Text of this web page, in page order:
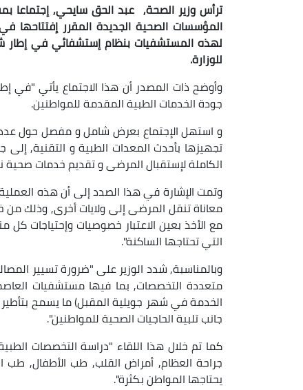
ترأس وزير الصحة, عبد الحق سايحي, إجتماعا
المؤسسات الصحية الجديدة المقرر إفتتاحها
لهذه المستشفيات بنظام إستشفائي في إطار
للوزارة.
وأوضح ذات المصدر أن هذا الاجتماع يأتي "في
جودة الخدمات الطبية المقدمة للمواطنين.
و استهل الإجتماع بعرض شامل و مفصل حول
تجهيزها بأحدث المعدات الطبية و التقنية, إلى
الكاملة لإستقبال المرضى و تقديم خدمات صحية
وتمت الإشارة في هذا الصدد إلى أن هذه
معاناة تنقل المرضى إلى ولايات أخرى, وذلك
مع الأخذ بعين الاعتبار خصوصيات وإحتياجات
التي تحتاجها الساكنة".
وبالمناسبة, شدد الوزير على "ضرورة تسيير
الخدمة في شهر جويلية المقبل) ما يسمح
جانب تلبية الحاجيات الصحية للمواطنين".
كما تم خلال هذا اللقاء "دراسة التخصصات
جراحة العظام, أمراض القلب, طب الأطفال, طب
يحتاجها المواطن بكثرة".